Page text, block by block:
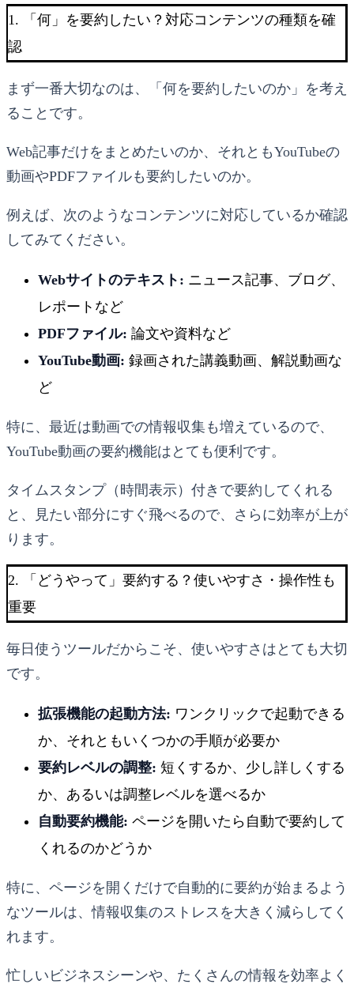
1. 「何」を要約したい？対応コンテンツの種類を確
認
まず一番大切なのは、「何を要約したいのか」を考え
ることです。
Web記事だけをまとめたいのか、それともYouTubeの
動画やPDFファイルも要約したいのか。
例えば、次のようなコンテンツに対応しているか確認
してみてください。
Webサイトのテキスト: ニュース記事、ブログ、
レポートなど
PDFファイル: 論文や資料など
YouTube動画: 録画された講義動画、解説動画な
ど
特に、最近は動画での情報収集も増えているので、
YouTube動画の要約機能はとても便利です。
タイムスタンプ（時間表示）付きで要約してくれる
と、見たい部分にすぐ飛べるので、さらに効率が上が
ります。
2. 「どうやって」要約する？使いやすさ・操作性も
重要
毎日使うツールだからこそ、使いやすさはとても大切
です。
拡張機能の起動方法: ワンクリックで起動できる
か、それともいくつかの手順が必要か
要約レベルの調整: 短くするか、少し詳しくする
か、あるいは調整レベルを選べるか
自動要約機能: ページを開いたら自動で要約して
くれるのかどうか
特に、ページを開くだけで自動的に要約が始まるよう
なツールは、情報収集のストレスを大きく減らしてく
れます。
忙しいビジネスシーンや、たくさんの情報を効率よく